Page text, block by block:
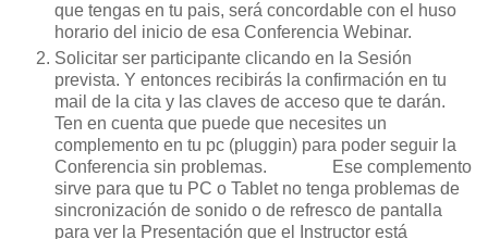
que tengas en tu pais, será concordable con el huso
horario del inicio de esa Conferencia Webinar.
Solicitar ser participante clicando en la Sesión
prevista. Y entonces recibirás la confirmación en tu
mail de la cita y las claves de acceso que te darán.
Ten en cuenta que puede que necesites un
complemento en tu pc (pluggin) para poder seguir la
Conferencia sin problemas. Ese complemento
sirve para que tu PC o Tablet no tenga problemas de
sincronización de sonido o de refresco de pantalla
para ver la Presentación que el Instructor está